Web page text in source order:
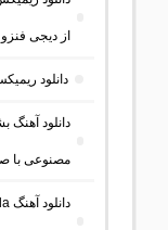
از دیجی فنزو
دانلود
دانلود آهنگ
مصنوعی با